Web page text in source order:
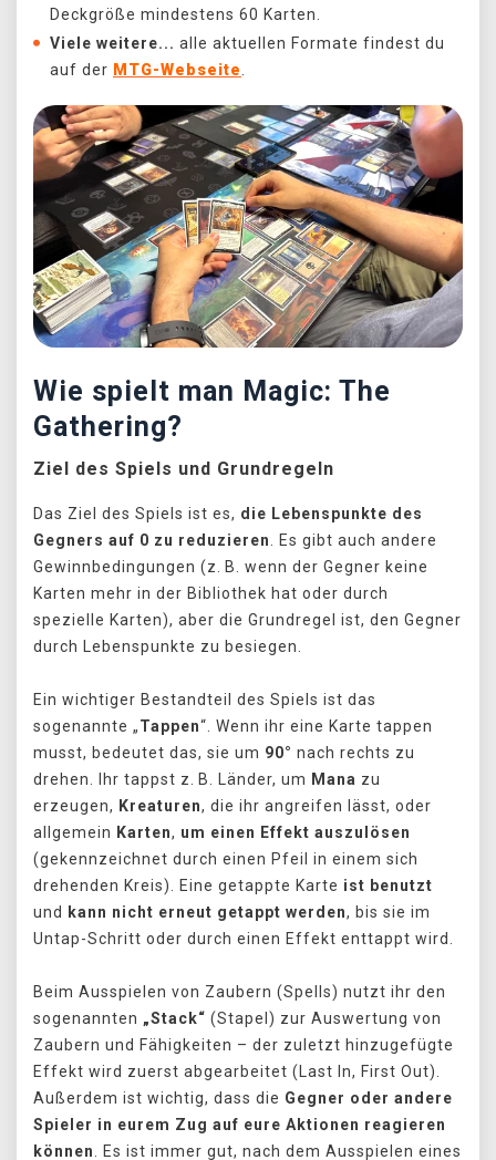
Deckgröße mindestens 60 Karten.
Viele weitere... alle aktuellen Formate findest du
auf der MTG-Webseite.
Wie spielt man Magic: The
Gathering?
Ziel des Spiels und Grundregeln
Das Ziel des Spiels ist es, die Lebenspunkte des
Gegners auf 0 zu reduzieren
. Es gibt auch andere
Gewinnbedingungen (z. B. wenn der Gegner keine
Karten mehr in der Bibliothek hat oder durch
spezielle Karten), aber die Grundregel ist, den Gegner
durch Lebenspunkte zu besiegen.
Ein wichtiger Bestandteil des Spiels ist das
sogenannte „Tappen“. Wenn ihr eine Karte tappen
musst, bedeutet das, sie um 90° nach rechts zu
drehen. Ihr tappst z. B. Länder, um Mana zu
erzeugen, Kreaturen, die ihr angreifen lässt, oder
allgemein Karten, um einen Effekt auszulösen
(gekennzeichnet durch einen Pfeil in einem sich
drehenden Kreis). Eine getappte Karte ist benutzt
und
kann nicht erneut getappt werden, bis sie im
Untap-Schritt oder durch einen Effekt enttappt wird.
Beim Ausspielen von Zaubern (Spells) nutzt ihr den
sogenannten „Stack“ (Stapel) zur Auswertung von
Zaubern und Fähigkeiten – der zuletzt hinzugefügte
Effekt wird zuerst abgearbeitet (Last In, First Out).
Außerdem ist wichtig, dass die Gegner oder andere
Spieler in eurem Zug auf eure Aktionen reagieren
können
. Es ist immer gut, nach dem Ausspielen eines